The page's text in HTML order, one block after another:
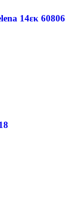
14εκ 60806